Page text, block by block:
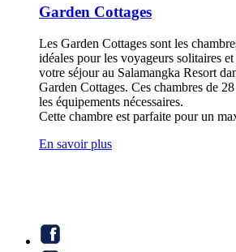
Garden Cottages
Les Garden Cottages sont les
idéales pour les voyageurs solitaires
votre séjour au Salamangka Resort
Garden Cottages. Ces chambres de
les équipements nécessaires.
Cette chambre est parfaite pour un
En savoir plus